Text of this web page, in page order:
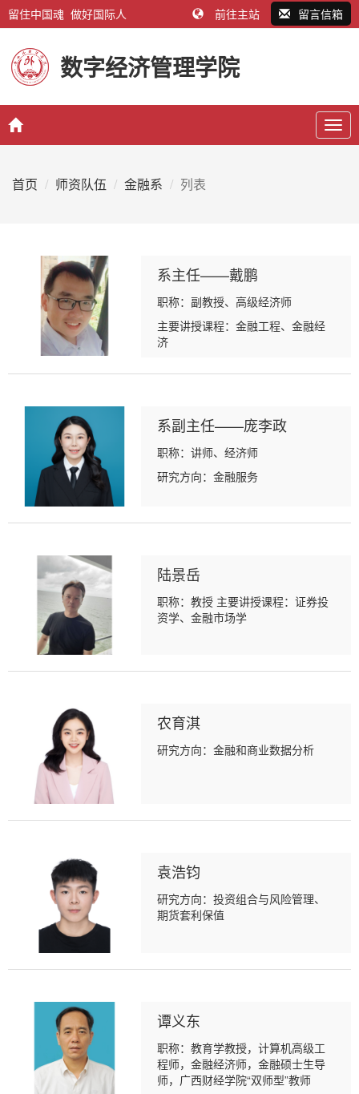
留住中国魂 做好国际人 前往主站 留言信箱
数字经济管理学院
首页 师资队伍 金融系 列表
系主任——戴鹏
职称：副教授、高级经济师
主要讲授课程：金融工程、金融经
济
系副主任——庞李政
职称：讲师、经济师
研究方向：金融服务
陆景岳
职称：教授 主要讲授课程：证券投
资学、金融市场学
农育淇
研究方向：金融和商业数据分析
袁浩钧
研究方向：投资组合与风险管理、
期货套利保值
谭义东
职称：教育学教授，计算机高级工
程师，金融经济师，金融硕士生导
师，广西财经学院“双师型”教师